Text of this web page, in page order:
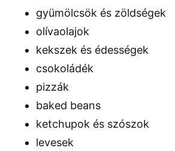
gyümölcsök és zöldségek
olívaolajok
kekszek és édességek
csokoládék
pizzák
baked beans
ketchupok és szószok
levesek